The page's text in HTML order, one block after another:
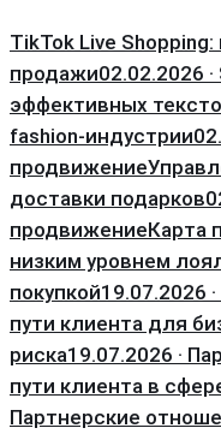
TikTok Live
продажи02.02.2026
эффективных
fashion-индустрии
продвижение
доставки подарков
продвижениеКарта
низким уровнем
покупкой19.07.2026
пути клиента для
риска19.07.2026 ·
пути клиента в
Партнерские